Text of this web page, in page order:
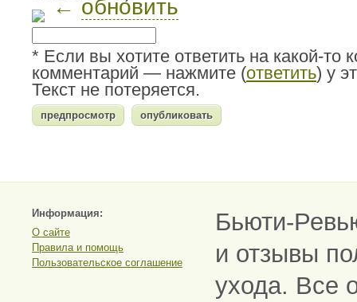
← обновить
* Если вы хотите ответить на какой-то
комментарий — нажмите (ответить) у
Текст не потеряется.
Информация:
О сайте
Правила и помощь
Пользовательское соглашение
Бьюти-
и отзывы
ухода. Все